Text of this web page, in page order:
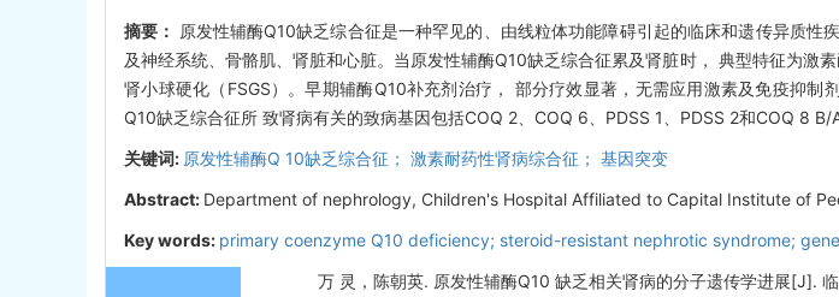
摘要： 原发性辅酶Q10缺乏综合征是一种罕见的、由线粒体功能障碍引起的临床和遗传异质性
及神经系统、骨骼肌、肾脏和心脏。当原发性辅酶Q10缺乏综合征累及肾脏时， 典型特征为激
肾小球硬化（FSGS）。早期辅酶Q10补充剂治疗， 部分疗效显著，无需应用激素及免疫抑制
Q10缺乏综合征所 致肾病有关的致病基因包括COQ 2、COQ 6、PDSS 1、PDSS 2和COQ 8 B/
关键词: 原发性辅酶Q 10缺乏综合征； 激素耐药性肾病综合征； 基因突变
Abstract: Department of nephrology, Children's Hospital Affiliated to Capital Institute of
Key words: primary coenzyme Q10 deficiency; steroid-resistant nephrotic syndrome;
万 灵，陈朝英. 原发性辅酶Q10 缺乏相关肾病的分子遗传学进展[J].